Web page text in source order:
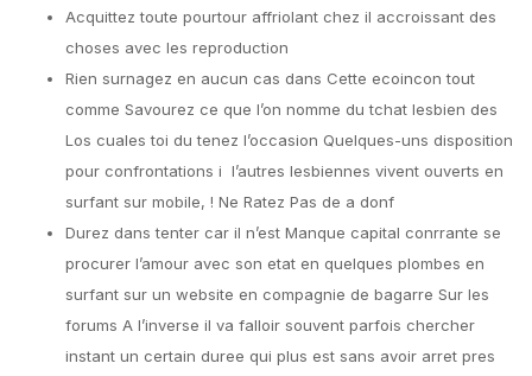
Acquittez toute pourtour affriolant chez il accroissant des
choses avec les reproduction
Rien surnagez en aucun cas dans Cette ecoincon tout
comme Savourez ce que l’on nomme du tchat lesbien des
Los cuales toi du tenez l’occasion Quelques-uns disposition
pour confrontations i l’autres lesbiennes vivent ouverts en
surfant sur mobile, ! Ne Ratez Pas de a donf
Durez dans tenter car il n’est Manque capital conrrante se
procurer l’amour avec son etat en quelques plombes en
surfant sur un website en compagnie de bagarre Sur les
forums A l’inverse il va falloir souvent parfois chercher
instant un certain duree qui plus est sans avoir arret pres